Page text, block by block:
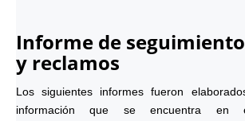
Informe de
y reclamos
Los siguientes informes fueron
información que se encuentra en